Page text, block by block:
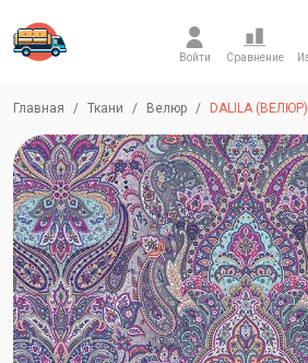
Войти Сравнение
Главная Ткани Велюр DALILA